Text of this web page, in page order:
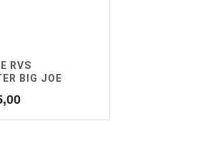
RVS
BIG JOE
Huidige